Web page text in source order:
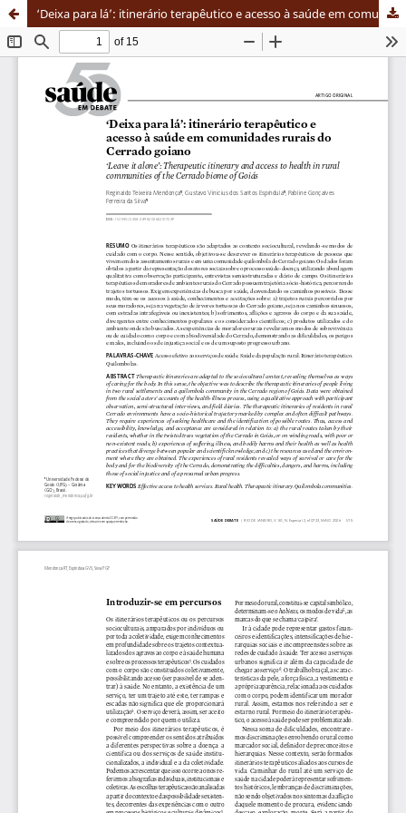
‘Deixa para lá’: itinerário terapêutico e acesso à saúde em comunidades rurais do Cerrado goiano